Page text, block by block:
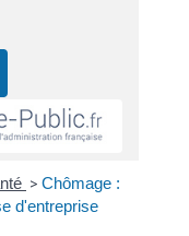
> Chômage :
d'entreprise